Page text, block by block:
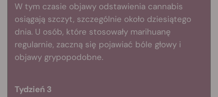
W tym czasie objawy odstawienia cannabis
osiągają szczyt, szczególnie około dziesiątego
dnia. U osób, które stosowały marihuanę
regularnie, zaczną się pojawiać bóle głowy i
objawy grypopodobne.
Tydzień 3